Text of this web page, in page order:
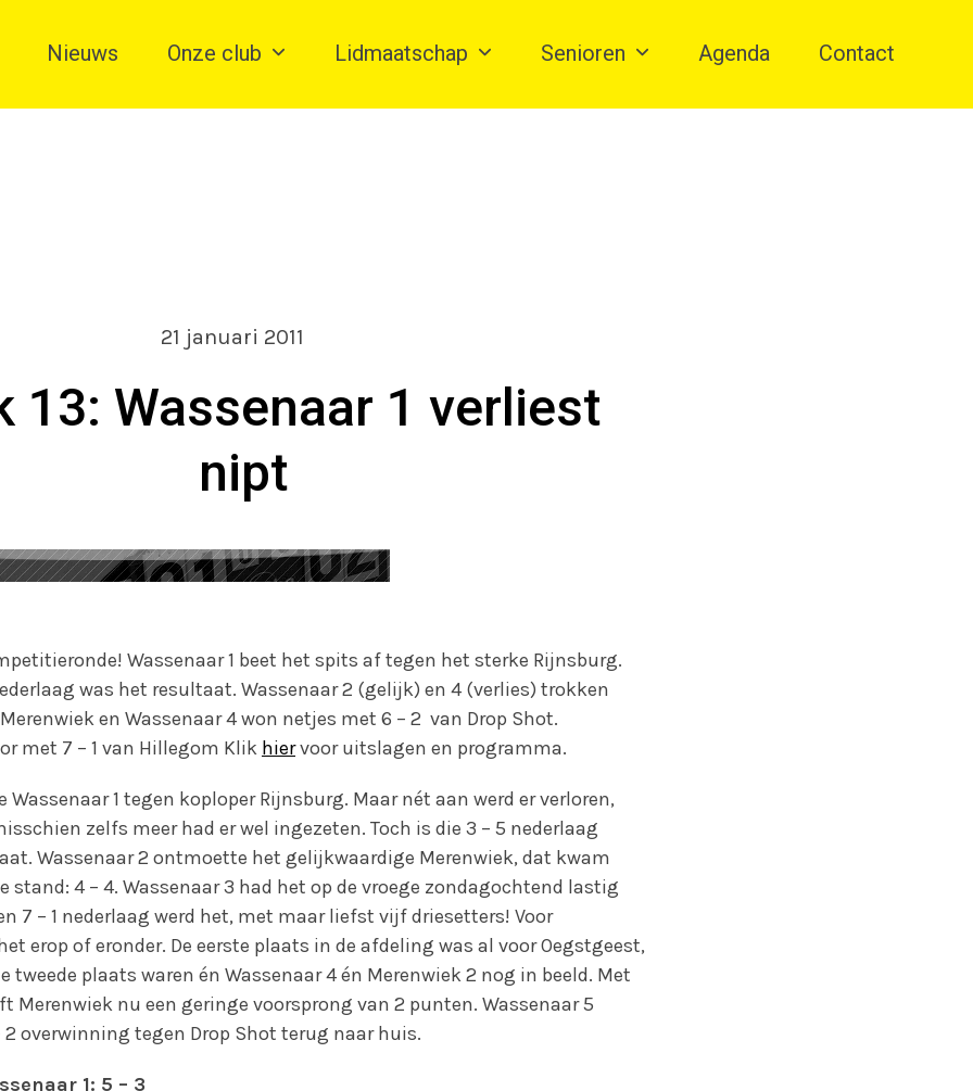
Nieuws Onze club Lidmaatschap Senioren Agenda Contact
21 januari 2011
13: Wassenaar 1 verliest
nipt
Wassenaar 1 beet het spits af tegen het sterke Rijnsburg.
was het resultaat. Wassenaar 2 (gelijk) en 4 (verlies) trokken
en Wassenaar 4 won netjes met 6 – 2 van Drop Shot.
met 7 – 1 van Hillegom Klik hiervoor uitslagen en programma.
Wassenaar 1 tegen koploper Rijnsburg. Maar nét aan werd er verloren,
zelfs meer had er wel ingezeten. Toch is die 3 – 5 nederlaag
Wassenaar 2 ontmoette het gelijkwaardige Merenwiek, dat kwam
4 – 4. Wassenaar 3 had het op de vroege zondagochtend lastig
7 – 1 nederlaag werd het, met maar liefst vijf driesetters! Voor
erop of eronder. De eerste plaats in de afdeling was al voor Oegstgeest,
tweede plaats waren én Wassenaar 4 én Merenwiek 2 nog in beeld. Met
Merenwiek nu een geringe voorsprong van 2 punten. Wassenaar 5
2 overwinning tegen Drop Shot terug naar huis.
1: 5 – 3